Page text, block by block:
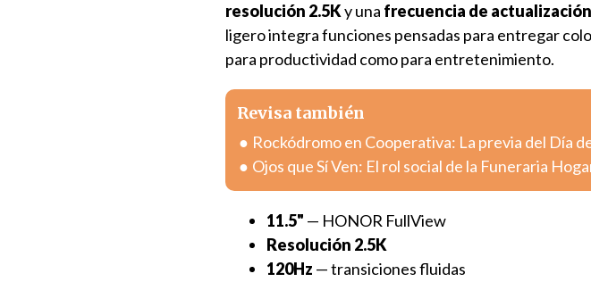
resolución 2.5Ky una frecuencia de
ligero integra funciones pensadas para entregar
para productividad como para entretenimiento.
Revisa también
Rockódromo en Cooperativa: La previa del Día
Ojos que Sí Ven: El rol social de la Funeraria
11.5" — HONOR FullView
Resolución 2.5K
120Hz — transiciones fluidas